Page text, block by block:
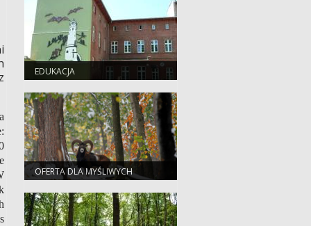
EDUKACJA
OFERTA DLA MYŚLIWYCH